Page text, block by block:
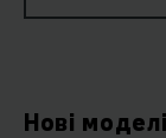
Нові